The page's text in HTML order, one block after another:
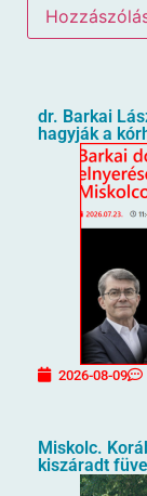
dr. Barkai
hagyják a
2026-08-09
Miskolc.
kiszáradt